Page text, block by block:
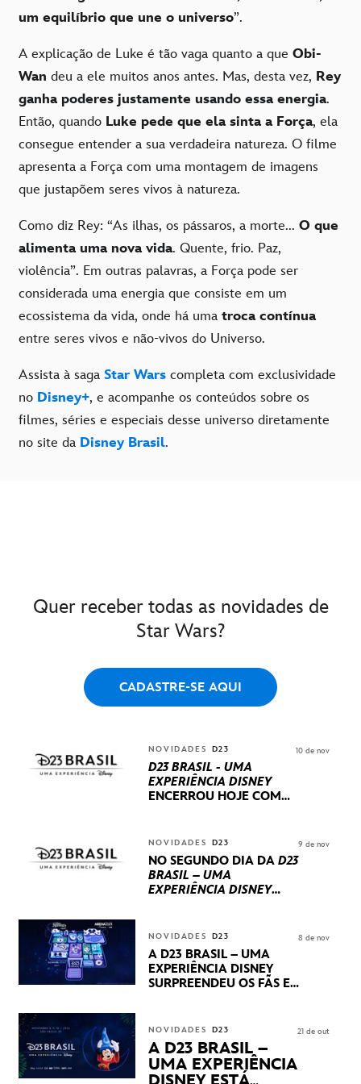
um equilíbrio que une o universo”.
A explicação de Luke é tão vaga quanto a que Obi-
Wan deu a ele muitos anos antes. Mas, desta vez, Rey
ganha poderes justamente usando essa energia.
Então, quando Luke pede que ela sinta a Força, ela
consegue entender a sua verdadeira natureza. O filme
apresenta a Força com uma montagem de imagens
que justapõem seres vivos à natureza.
Como diz Rey: “As ilhas, os pássaros, a morte... O que
alimenta uma nova vida. Quente, frio. Paz,
violência”. Em outras palavras, a Força pode ser
considerada uma energia que consiste em um
ecossistema da vida, onde há uma troca contínua
entre seres vivos e não-vivos do Universo.
Assista à saga Star Wars completa com exclusividade
no Disney+, e acompanhe os conteúdos sobre os
filmes, séries e especiais desse universo diretamente
no site da Disney Brasil.
Quer receber todas as novidades de
Star Wars?
CADASTRE-SE AQUI
NOVIDADES D23
D23 BRASIL - UMA
EXPERIÊNCIA DISNEY
ENCERROU HOJE COM
INTERNACIONAIS E
PRODUÇÕES BRASILEIRAS
10 de nov
NOVIDADES D23
NO SEGUNDO DIA DA D23
BRASIL – UMA
EXPERIÊNCIA DISNEY
STUDIOS REVELARAM
PRÉVIAS E NOVIDADES
DOS SEUS PRÓXIMOS
LANÇAMENTOS
9 de nov
NOVIDADES D23
A D23 BRASIL – UMA
EXPERIÊNCIA DISNEY
SURPREENDEU OS FÃS EM
APRESENTAÇÕES E
PRODUTOS EXCLUSIVOS
NO TRANSAMÉRICA EXPO
CENTER EM SÃO PAULO
8 de nov
NOVIDADES D23
A D23 BRASIL –
UMA EXPERIÊNCIA
21 de out